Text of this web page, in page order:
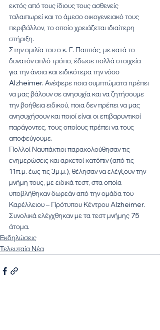
εκτός από τους ίδιους τους ασθενείς
ταλαιπωρεί και το άμεσο οικογενειακό τους
περιβάλλον, το οποίο χρειάζεται ιδιαίτερη
στήριξη.
Στην ομιλία του ο κ. Γ. Παππάς, με κατά το
δυνατόν απλό τρόπο, έδωσε πολλά στοιχεία
για την άνοια και ειδικότερα την νόσο
Alzheimer. Ανέφερε ποια συμπτώματα πρέπει
να μας βάλουν σε ανησυχία και να ζητήσουμε
την βοήθεια ειδικού, ποια δεν πρέπει να μας
ανησυχήσουν και ποιοί είναι οι επιβαρυντικοί
παράγοντες, τους οποίους πρέπει να τους
αποφεύγουμε.
Πολλοί Ναυπάκτιοι παρακολούθησαν τις
ενημερώσεις και αρκετοί κατόπιν (από τις
11π.μ. έως τις 3μ.μ.), θέλησαν να ελέγξουν την
μνήμη τους, με ειδικά τεστ, στα οποία
υποβλήθηκαν δωρεάν από την ομάδα του
Καρέλλειου – Πρότυπου Κέντρου Alzheimer.
Συνολικά ελέγχθηκαν με τα τεστ μνήμης 75
άτομα.
Εκδηλώσεις
Τελευταία Νέα